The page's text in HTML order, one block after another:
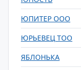
ЮПИТЕР ООО
ЮРЬЕВЕЦ ТОО
ЯБЛОНЬКА